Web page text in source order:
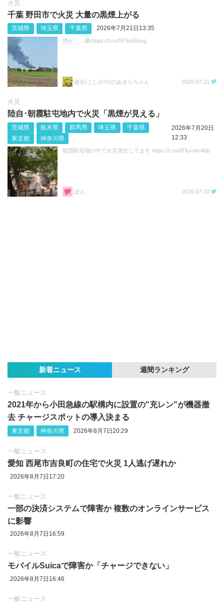
火災
千葉 野田市で火災 大量の黒煙上がる
茨城県 埼玉県 千葉県 2026年7月21日13:35
煙が……😱 https://t.co/0FSra5loxg
越谷(こしがや)のあきらちゃん 2026-07-21
火災
陸自･朝霞駐屯地内で火災「黒煙が見える」
茨城県 栃木県 群馬県 埼玉県
千葉県
東京都
神奈川県
2026年7月20日
12:33
朝霞駐屯地の中で火災発生してます https://t.co/8Tkyo4vA0p
ぼえ 2026-07-20
新着ニュース 週間ランキング
一般ニュース
2021年から小田急線の駅構内に設置の"充レン"が機器撤
去 チャージスポットの導入決まる
東京都 神奈川県 2026年8月7日20:29
一般ニュース
愛知 西尾市吉良町の住宅で火災 1人逃げ遅れか
2026年8月7日17:20
一般ニュース
一部の決済システムで障害か 複数のオンラインサービス
に影響
2026年8月7日16:59
一般ニュース
モバイルSuicaで障害か「チャージできない」
2026年8月7日16:46
一般ニュース